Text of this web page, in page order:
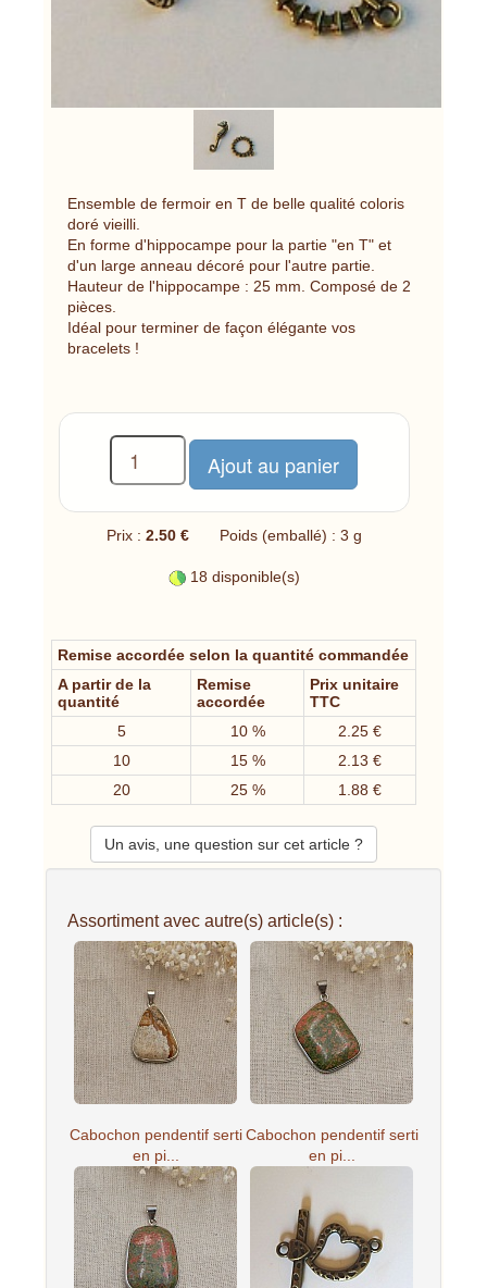
Ensemble de fermoir en T de belle qualité coloris
doré vieilli.
En forme d'hippocampe pour la partie "en T" et
d'un large anneau décoré pour l'autre partie.
Hauteur de l'hippocampe : 25 mm. Composé de 2
pièces.
Idéal pour terminer de façon élégante vos
bracelets !
Prix : 2.50 € Poids (emballé) : 3 g
18 disponible(s)
Remise accordée selon la quantité commandée
A partir de la
quantité
Remise
accordée
Prix unitaire
TTC
5
10 %
2.25 €
10
15 %
2.13 €
20
25 % 1.88 €
Un avis, une question sur cet article ?
Assortiment avec autre(s) article(s) :
Cabochon pendentif serti
en pi...
Cabochon pendentif serti
en pi...